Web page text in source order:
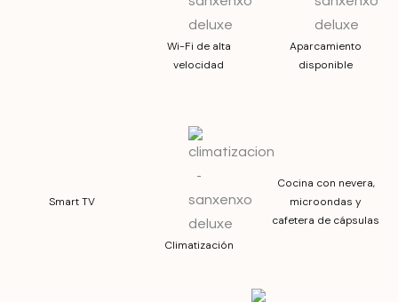
Wi-Fi de alta
velocidad
Aparcamiento
disponible
Smart TV
Climatización
Cocina con nevera,
microondas y
cafetera de cápsulas